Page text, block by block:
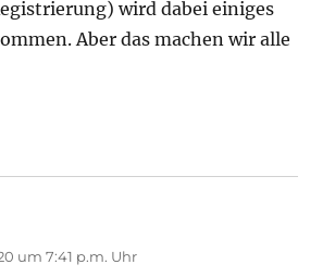
wird dabei einiges
Aber das machen wir alle
um 7:41 p.m. Uhr